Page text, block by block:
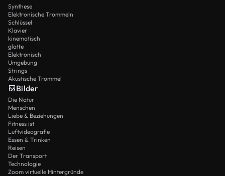
Synthese
Elektronische Trommeln
Schlüssel
Klavier
kinematisch
glatte
Elektronisch
Umgebung
Strings
Akustische Trommel
Bilder
Die Natur
Menschen
Liebe & Beziehungen
Fitness ist
Luftvideografie
Essen & Trinken
Reisen
Der Transport
Technologie
Zoom virtuelle Hintergründe